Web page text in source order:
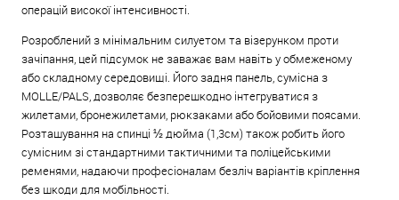
операцій високої інтенсивності.
Розроблений з мінімальним силуетом та візерунком проти
зачіпання, цей підсумок не заважає вам навіть у обмеженому
або складному середовищі. Його задня панель, сумісна з
MOLLE/PALS, дозволяє безперешкодно інтегруватися з
жилетами, бронежилетами, рюкзаками або бойовими поясами.
Розташування на спинці ½ дюйма (1,3см) також робить його
сумісним зі стандартними тактичними та поліцейськими
ременями, надаючи професіоналам безліч варіантів кріплення
без шкоди для мобільності.